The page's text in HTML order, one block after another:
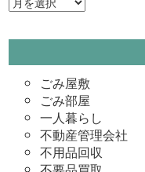
ア
カ
ごみ屋敷
ごみ部屋
一人暮らし
不動産管理会社
不用品回収